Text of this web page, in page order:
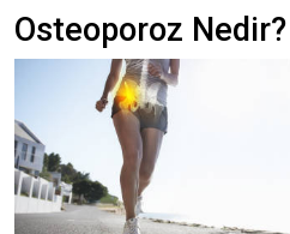
Osteoporoz Nedir?